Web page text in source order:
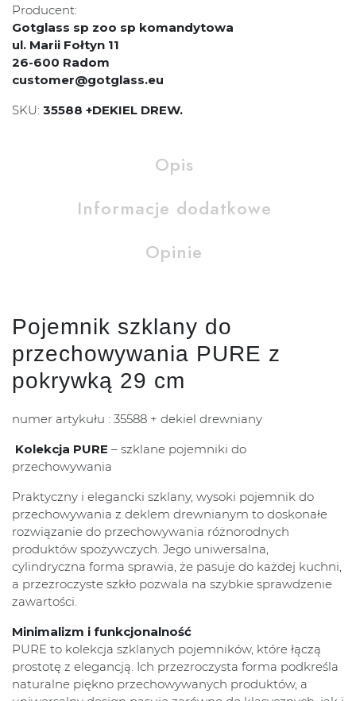
Producent:
Gotglass sp zoo sp komandytowa
ul. Marii Fołtyn 11
26-600 Radom
customer@gotglass.eu
SKU: 35588 +DEKIEL DREW.
Opis
Informacje dodatkowe
Opinie
Pojemnik szklany do
przechowywania PURE z
pokrywką 29 cm
numer artykułu : 35588 + dekiel drewniany
Kolekcja PURE – szklane pojemniki do
przechowywania
Praktyczny i elegancki szklany, wysoki pojemnik do
przechowywania z deklem drewnianym to doskonałe
rozwiązanie do przechowywania różnorodnych
produktów spożywczych. Jego uniwersalna,
cylindryczna forma sprawia, że pasuje do każdej kuchni,
a przezroczyste szkło pozwala na szybkie sprawdzenie
zawartości.
Minimalizm i funkcjonalność
PURE to kolekcja szklanych pojemników, które łączą
prostotę z elegancją. Ich przezroczysta forma podkreśla
naturalne piękno przechowywanych produktów, a